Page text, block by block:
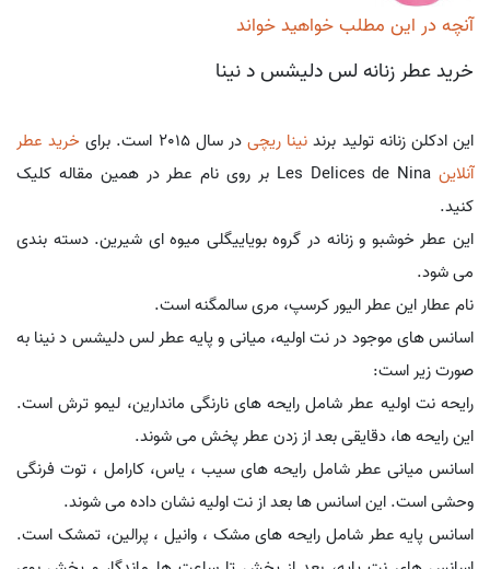
آنچه در این مطلب خواهید خواند
خرید عطر زنانه لس دلیشس د نینا
این ادکلن زنانه تولید برند نینا ریچیدر سال 2015 است. برای
خرید عطر
آنلاین
Les Delices de Nina بر روی نام عطر در همین مقاله کلیک
کنید.
این عطر خوشبو و زنانه در گروه بویاییگلی میوه ای شیرین. دسته بندی
می شود.
نام عطار این عطر الیور کرسپ، مری سالمگنه است.
اسانس های موجود در نت اولیه، میانی و پایه عطر لس دلیشس د نینا به
صورت زیر است:
رایحه نت اولیه عطر شامل رایحه های نارنگی ماندارین، لیمو ترش است.
این رایحه ها، دقایقی بعد از زدن عطر پخش می شوند.
اسانس میانی عطر شامل رایحه های سیب ، یاس، کارامل ، توت فرنگی
وحشی است. این اسانس ها بعد از نت اولیه نشان داده می شوند.
اسانس پایه عطر شامل رایحه های مشک ، وانیل ، پرالین، تمشک است.